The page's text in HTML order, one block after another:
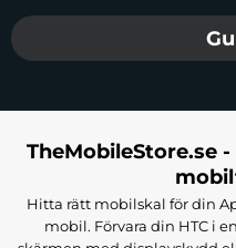
TheMobileStore.se
Hitta rätt mobilskal för din
mobil. Förvara din HTC i